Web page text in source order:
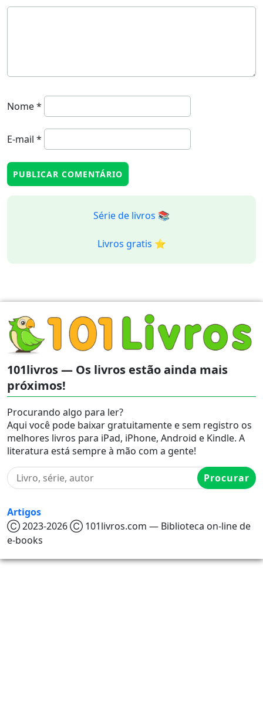
Nome*
E-mail *
Série de livros 📚
Livros gratis ⭐️
101livros — Os livros estão ainda mais
próximos!
Procurando algo para ler?
Aqui você pode baixar gratuitamente e sem registro os
melhores livros para iPad, iPhone, Android e Kindle. A
literatura está sempre à mão com a gente!
Procurar
Artigos
Ⓒ 2023-2026 Ⓒ 101livros.com — Biblioteca on-line de
e-books